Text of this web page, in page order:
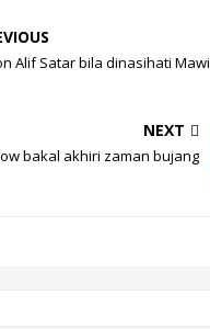
Alif Satar bila dinasihati Mawi
NEXT
bakal akhiri zaman bujang